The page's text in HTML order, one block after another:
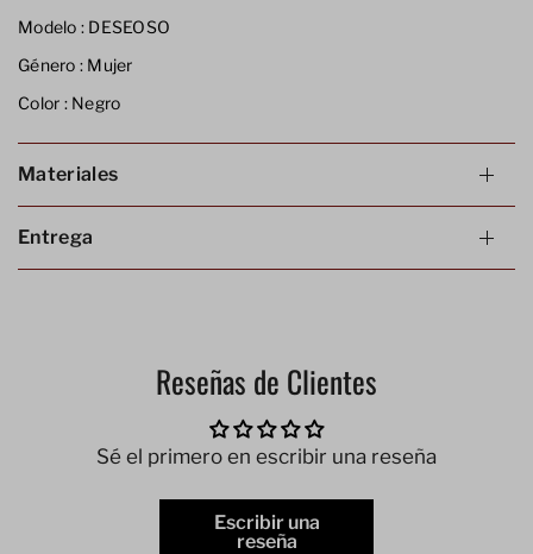
Modelo : DESEOSO
Género : Mujer
Color :Negro
Materiales
Entrega
Reseñas de Clientes
Sé el primero en escribir una reseña
Escribir una
reseña